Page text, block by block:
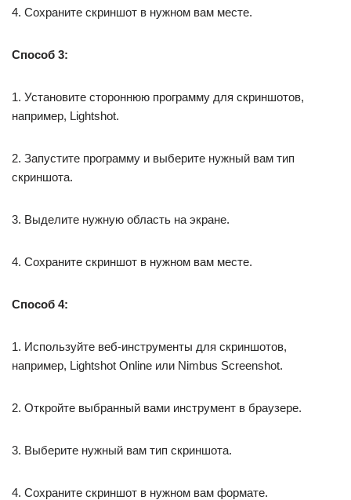
4. Сохраните скриншот в нужном вам месте.
Способ 3:
1. Установите стороннюю программу для скриншотов,
например, Lightshot.
2. Запустите программу и выберите нужный вам тип
скриншота.
3. Выделите нужную область на экране.
4. Сохраните скриншот в нужном вам месте.
Способ 4:
1. Используйте веб-инструменты для скриншотов,
например, Lightshot Online или Nimbus Screenshot.
2. Откройте выбранный вами инструмент в браузере.
3. Выберите нужный вам тип скриншота.
4. Сохраните скриншот в нужном вам формате.